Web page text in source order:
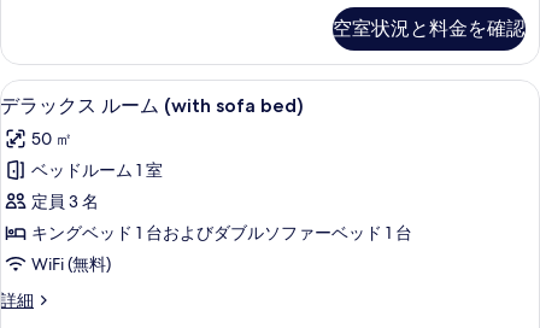
ー
ム
(with
sofa
bed)
の
す
べ
て
ス
ツ
イ
ル
ー
ム
(with
sofa
bed)
の
詳
空室状況と料金を確認
デ
ラ
ッ
ク
ス
ル
ム
デラックス ルーム (with sofa bed) |
12
デラックス ルーム (with sofa bed)
50 ㎡
ベッドルーム 1 室
定員 3 名
キングベッド 1 台およびダブルソファーベッド 1 台
WiFi (無料)
詳細
デ